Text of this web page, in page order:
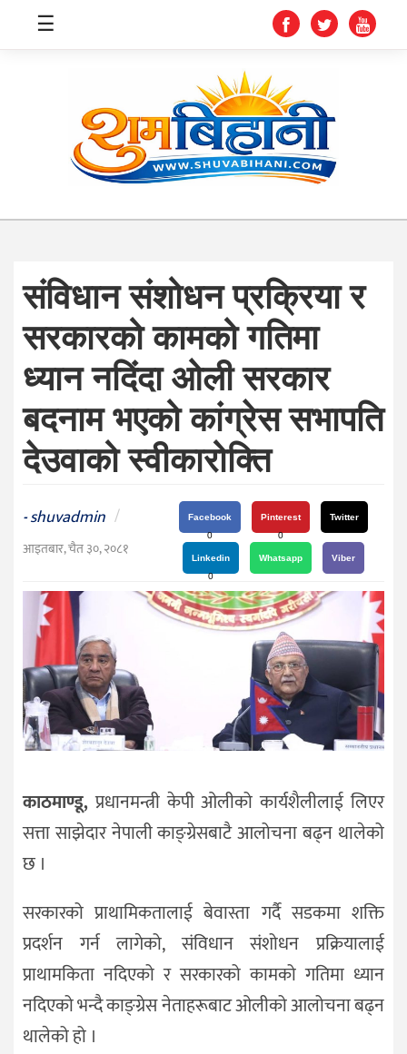
स्वास्थ्य
शिक्षा
संघीय
प्रविधि
जीवनशैली
दर्शन
/
संस्कृति
विचार
देश
☰
संविधान संशोधन प्रक्रिया र
सरकारको कामको गतिमा
ध्यान नदिंदा ओली सरकार
बदनाम भएको कांग्रेस सभापति
देउवाको स्वीकारोक्ति
-shuvadmin /
आइतबार, चैत ३०, २०८१
Facebook
0
Pinterest
0
Twitter
Linkedin
0
Whatsapp Viber
काठमाण्डू, प्रधानमन्त्री केपी ओलीको कार्यशैलीलाई लिएर
सत्ता साझेदार नेपाली काङ्ग्रेसबाटै आलोचना बढ्न थालेको
छ ।
सरकारको प्राथामिकतालाई बेवास्ता गर्दै सडकमा शक्ति
प्रदर्शन गर्न लागेको, संविधान संशोधन प्रक्रियालाई
प्राथामकिता नदिएको र सरकारको कामको गतिमा ध्यान
नदिएको भन्दै काङ्ग्रेस नेताहरूबाट ओलीको आलोचना बढ्न
थालेको हो ।